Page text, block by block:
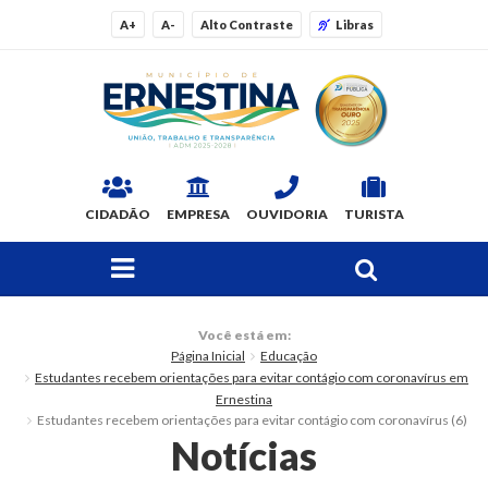
A+ A- Alto Contraste Libras
CIDADÃO EMPRESA OUVIDORIA TURISTA
Dados Gerais
Ex-prefeitos
Você está em:
Página Inicial
Educação
Estudantes recebem orientações para evitar contágio com coronavírus em
Ernestina
Estudantes recebem orientações para evitar contágio com coronavírus (6)
Notícias